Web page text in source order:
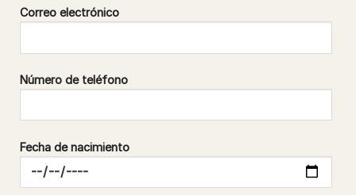
Correo electrónico
Número de teléfono
Fecha de nacimiento